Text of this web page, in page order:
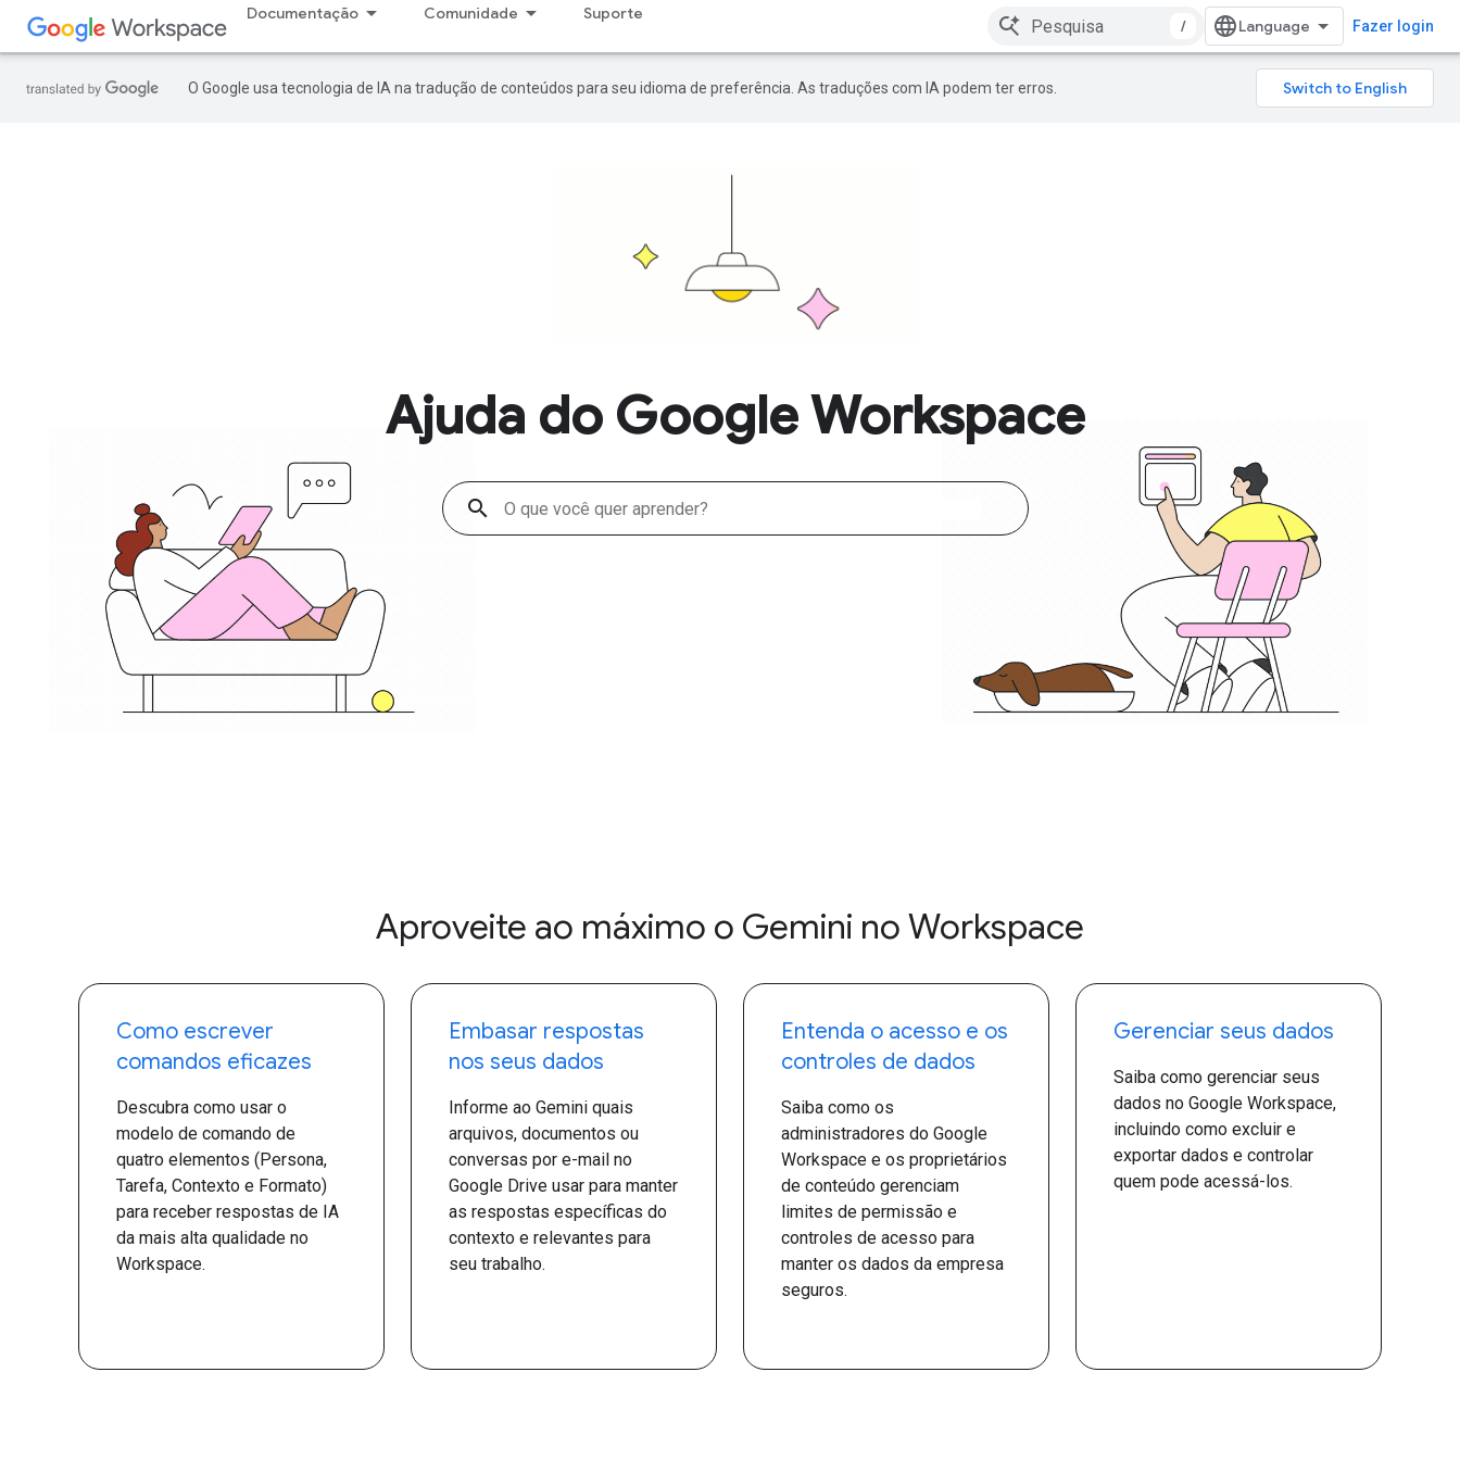
Documentação Comunidade Suporte
/ Fazer login
O Google usa tecnologia de IA na tradução de conteúdos para seu idioma de preferência. As traduções com IA podem ter erros.
Ajuda do Google Workspace
search
Aproveite ao máximo o Gemini no Workspace
Como escrever
comandos eficazes
Descubra como usar o
modelo de comando de
quatro elementos (Persona,
Tarefa, Contexto e Formato)
para receber respostas de IA
da mais alta qualidade no
Workspace.
Embasar respostas
nos seus dados
Informe ao Gemini quais
arquivos, documentos ou
conversas por e-mail no
Google Drive usar para manter
as respostas específicas do
contexto e relevantes para
seu trabalho.
Entenda o acesso e os
controles de dados
Saiba como os
administradores do Google
Workspace e os proprietários
de conteúdo gerenciam
limites de permissão e
controles de acesso para
manter os dados da empresa
seguros.
Gerenciar seus dados
Saiba como gerenciar seus
dados no Google Workspace,
incluindo como excluir e
exportar dados e controlar
quem pode acessá-los.